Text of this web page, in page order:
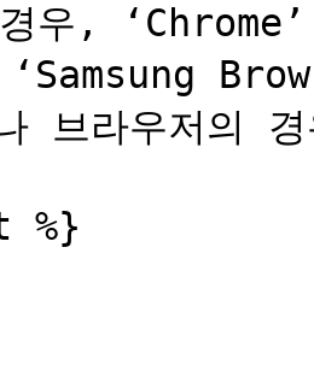
경우,
브라우저의
%}